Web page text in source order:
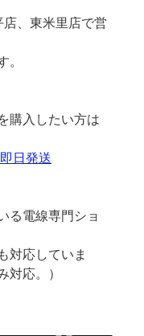
、東米里店で営
。
購入したい方は
日発送
る電線専門ショ
対応していま
応。）